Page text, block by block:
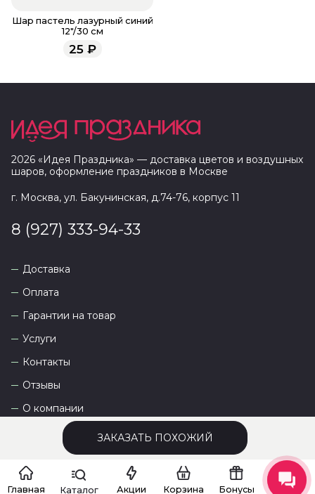
ЗАКАЗАТЬ ПОХОЖИЙ
Шар пастель лазурный синий
12"/30 см
25₽
2026 «Идея Праздника» — доставка цветов и воздушных
шаров, оформление праздников в Москве
г. Москва, ул. Бакунинская, д.74-76, корпус 11
8 (927) 333-94-33
Доставка
Оплата
Гарантии на товар
Услуги
Контакты
Отзывы
О компании
Главная Каталог Акции Корзина Бонусы Чат